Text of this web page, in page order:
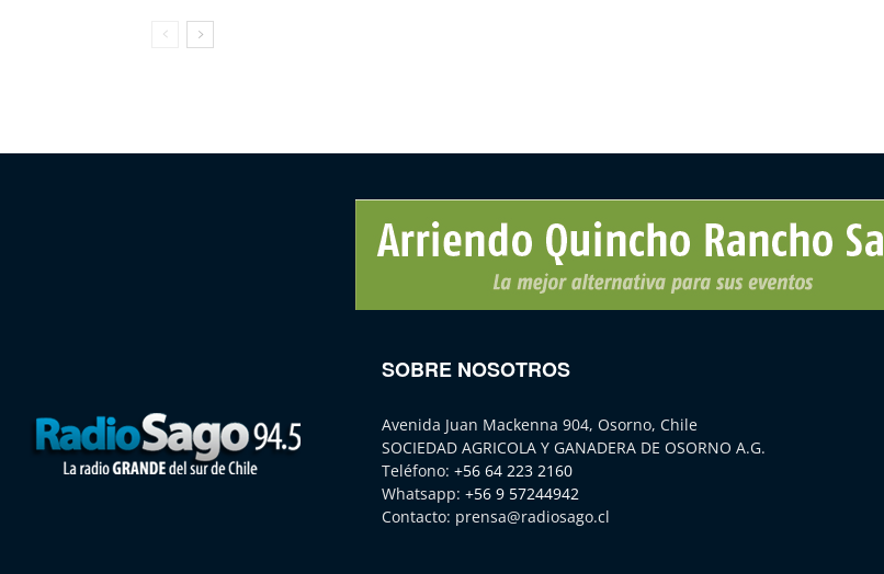
SOBRE NOSOTROS
Avenida Juan Mackenna 904, Osorno, Chile
SOCIEDAD AGRICOLA Y GANADERA DE OSORNO A.G.
Teléfono: +56 64 223 2160
Whatsapp: +56 9 57244942
Contacto: prensa@radiosago.cl